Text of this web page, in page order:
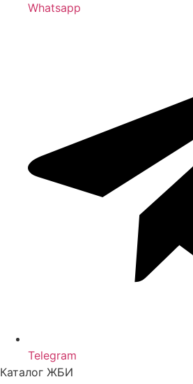
Whatsapp
Telegram
Каталог ЖБИ